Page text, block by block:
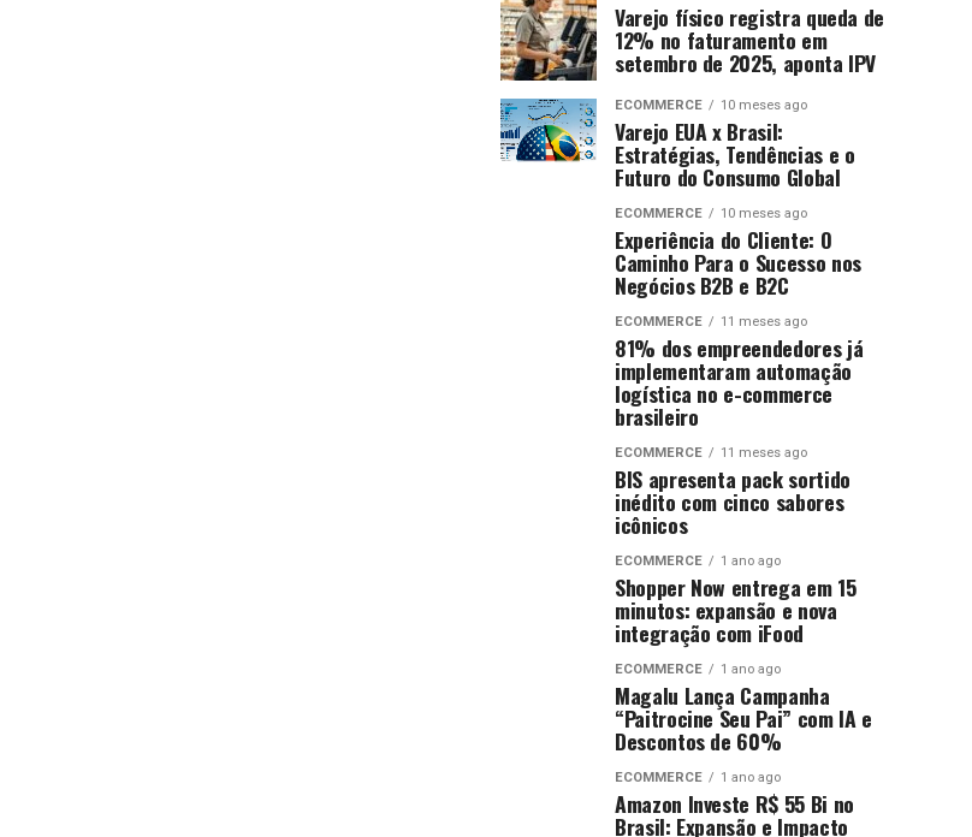
Varejo físico registra queda de
12% no faturamento em
setembro de 2025, aponta IPV
ECOMMERCE 10 meses ago
Varejo EUA x Brasil:
Estratégias, Tendências e o
Futuro do Consumo Global
ECOMMERCE 10 meses ago
Experiência do Cliente: O
Caminho Para o Sucesso nos
Negócios B2B e B2C
ECOMMERCE 11 meses ago
81% dos empreendedores já
implementaram automação
logística no e-commerce
brasileiro
ECOMMERCE 11 meses ago
BIS apresenta pack sortido
inédito com cinco sabores
icônicos
ECOMMERCE 1 ano ago
Shopper Now entrega em 15
minutos: expansão e nova
integração com iFood
ECOMMERCE 1 ano ago
Magalu Lança Campanha
“Paitrocine Seu Pai” com IA e
Descontos de 60%
ECOMMERCE 1 ano ago
Amazon Investe R$ 55 Bi no
Brasil: Expansão e Impacto